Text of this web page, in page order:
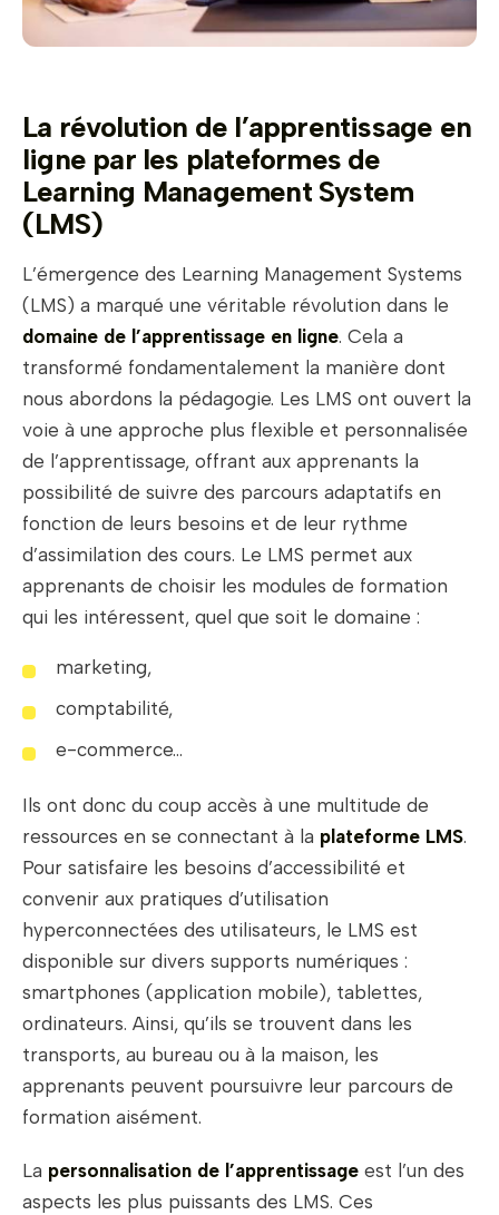
La révolution de l’apprentissage en
ligne par les plateformes de
Learning Management System
(LMS)
L’émergence des Learning Management Systems
(LMS) a marqué une véritable révolution dans le
domaine de l’apprentissage en ligne. Cela a
transformé fondamentalement la manière dont
nous abordons la pédagogie. Les LMS ont ouvert la
voie à une approche plus flexible et personnalisée
de l’apprentissage, offrant aux apprenants la
possibilité de suivre des parcours adaptatifs en
fonction de leurs besoins et de leur rythme
d’assimilation des cours. Le LMS permet aux
apprenants de choisir les modules de formation
qui les intéressent, quel que soit le domaine :
marketing,
comptabilité,
e-commerce…
Ils ont donc du coup accès à une multitude de
ressources en se connectant à la plateforme LMS.
Pour satisfaire les besoins d’accessibilité et
convenir aux pratiques d’utilisation
hyperconnectées des utilisateurs, le LMS est
disponible sur divers supports numériques :
smartphones (application mobile), tablettes,
ordinateurs. Ainsi, qu’ils se trouvent dans les
transports, au bureau ou à la maison, les
apprenants peuvent poursuivre leur parcours de
formation aisément.
La personnalisation de l’apprentissage est l’un des
aspects les plus puissants des LMS. Ces